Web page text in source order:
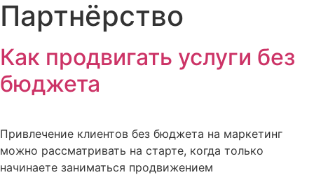
Партнёрство
Как продвигать услуги без
бюджета
Привлечение клиентов без бюджета на маркетинг
можно рассматривать на старте, когда только
начинаете заниматься продвижением